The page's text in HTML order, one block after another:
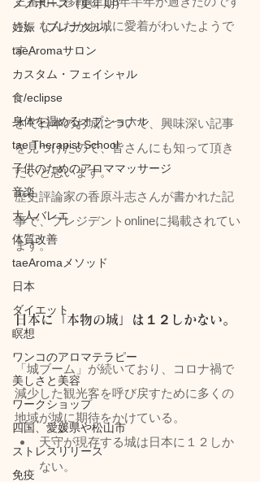
メノポーズ（更年期）
妊娠（プレナタル）
taeAromaサロン
カスタム・フェイシャル
食/eclipse
身体を温めるオプショナル
tae Therapist School
子供のためのアロママッサージ
音楽
大人バレエ
体質改善
taeAromaメソッド
日本
ダイエット
瞑想
ワンコのアロマテラピー
美しさと美容
ワークショップ
四国、愛媛県や松山市
ストレスリリース
免疫
が、なんだかお城に愛着がわいたようで
す。
さて日本のお城について、興味深い記事
を見つけたので、皆さんにも知って頂き
たいと思います。
歴史評論家の香原斗志さんが書かれた記
事で、プレジデントonlineに掲載されてい
ます。
日本に「本物の城」は１２しかない。
「城ブーム」が続いており、コロナ禍で
減少した観光客を呼び戻すために多くの
地域が城に期待をかけている。
天守が現存する城は日本に１２しか
ない。